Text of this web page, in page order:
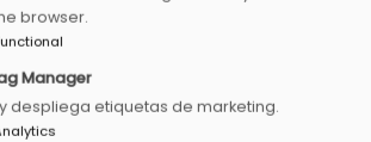
browser.
Manager
despliega etiquetas de marketing.